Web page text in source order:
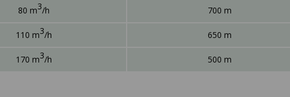
80 m3/h 700 m
110 m3/h 650 m
170 m3/h 500 m